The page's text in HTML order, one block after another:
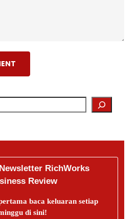
RichWorks
Review
baca keluaran setiap
di sini!